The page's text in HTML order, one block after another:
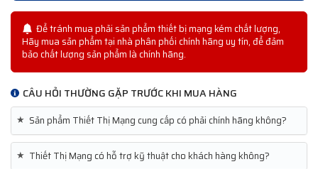
Để tránh mua phải sản phẩm thiết bị mạng kém chất lượng,
Hãy mua sản phẩm tại nhà phân phối chính hãng uy tín, để đảm
bảo chất lượng sản phẩm là chính hãng.
CÂU HỎI THƯỜNG GẶP TRƯỚC KHI MUA HÀNG
★ Sản phẩm Thiết Thị Mạng cung cấp có phải chính hãng không?
★ Thiết Thị Mạng có hỗ trợ kỹ thuật cho khách hàng không?